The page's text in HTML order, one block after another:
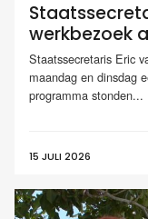
werkbezoek
Staatssecretaris Eric
maandag en dinsdag
programma stonden...
15 JULI 2026